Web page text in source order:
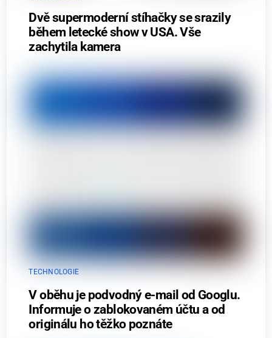
Dvě supermoderní stíhačky se srazily
během letecké show v USA. Vše
zachytila kamera
TECHNOLOGIE
V oběhu je podvodný e-mail od Googlu.
Informuje o zablokovaném účtu a od
originálu ho těžko poznáte